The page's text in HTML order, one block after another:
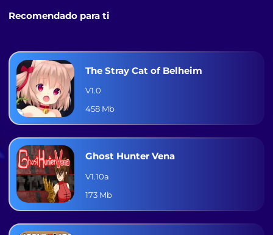
Recomendado para ti
The Stray Cat of Belheim
V1.0
458 Mb
Ghost Hunter Vena
V1.10a
173 Mb